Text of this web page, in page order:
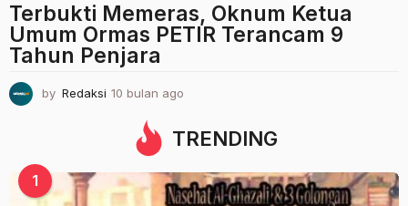
Terbukti Memeras, Oknum Ketua
Umum Ormas PETIR Terancam 9
Tahun Penjara
by Redaksi 10 bulan ago
u
a
n
TRENDING
1